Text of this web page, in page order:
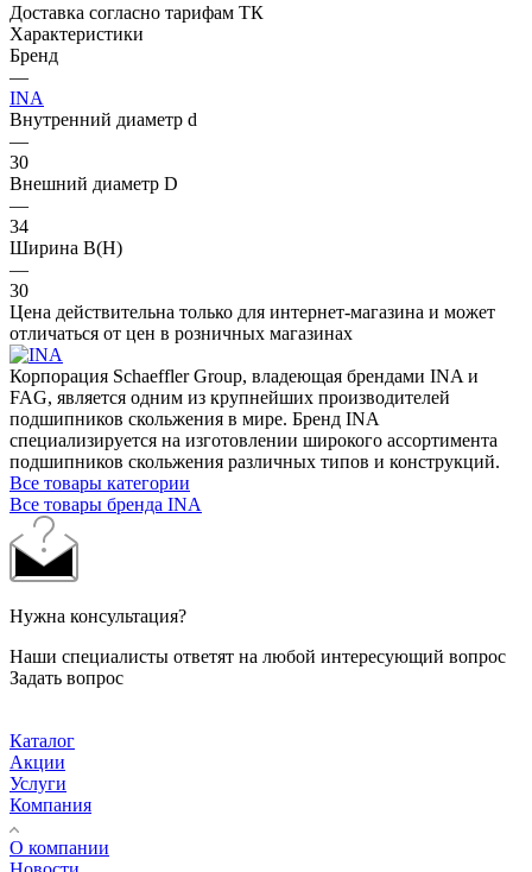
Доставка согласно тарифам ТК
Характеристики
Бренд
—
INA
Внутренний диаметр d
—
30
Внешний диаметр D
—
34
Ширина B(H)
—
30
Цена действительна только для интернет-магазина и может
отличаться от цен в розничных магазинах
Корпорация Schaeffler Group, владеющая брендами INA и
FAG, является одним из крупнейших производителей
подшипников скольжения в мире. Бренд INA
специализируется на изготовлении широкого ассортимента
подшипников скольжения различных типов и конструкций.
Все товары категории
Все товары бренда INA
Нужна консультация?
Наши специалисты ответят на любой интересующий вопрос
Задать вопрос
Каталог
Акции
Услуги
Компания
О компании